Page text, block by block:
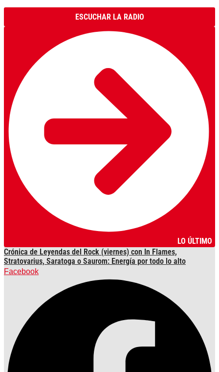
ESCUCHAR LA RADIO
LO ÚLTIMO
Crónica de Leyendas del Rock (viernes) con In Flames,
Stratovarius, Saratoga o Saurom: Energía por todo lo alto
Facebook